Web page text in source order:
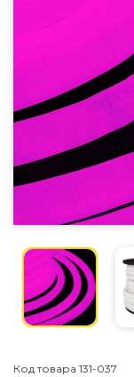
Код товара 131-037